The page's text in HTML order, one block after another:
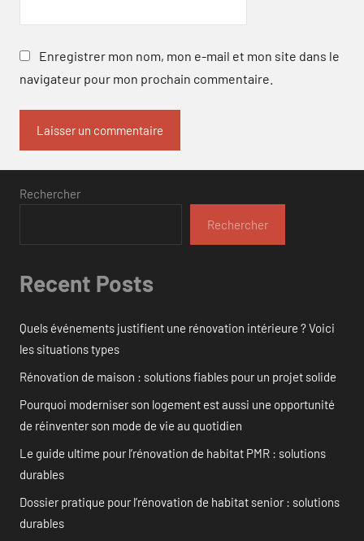
Enregistrer mon nom, mon e-mail et mon site dans le
navigateur pour mon prochain commentaire.
Rechercher
Rechercher
Recent Posts
Quels événements justifient une rénovation intérieure ? Voici
les situations types
Rénovation de maison : solutions fiables pour un projet solide
Pourquoi moderniser son logement est aussi une opportunité
de réinventer son mode de vie au quotidien
Le guide ultime pour l’rénovation de habitat PMR : solutions
durables
Dossier pratique pour l’rénovation de habitat senior : solutions
durables